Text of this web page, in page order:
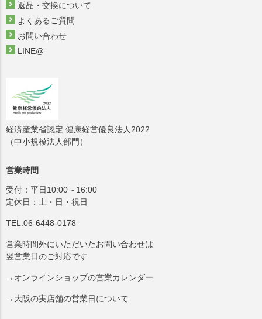
返品・交換について
よくあるご質問
お問い合わせ
LINE@
経済産業省認定 健康経営優良法人2022
（中小規模法人部門）
営業時間
受付：平日10:00～16:00
定休日：土・日・祝日
TEL.06-6448-0178
営業時間外にいただいたお問い合わせは
翌営業日のご対応です
→オンラインショップの営業カレンダー
→大阪の実店舗の営業日について